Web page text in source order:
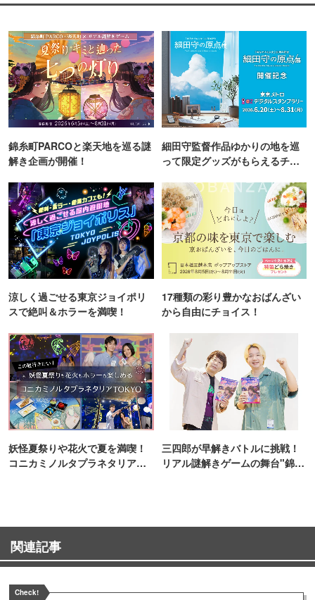
錦糸町PARCOと楽天地を巡る謎
解き企画が開催！
細田守監督作品ゆかりの地を巡
って限定グッズがもらえるチャ
涼しく過ごせる東京ジョイポリ
スで絶叫＆ホラーを満喫！
17種類の彩り豊かなおばんざい
から自由にチョイス！
妖怪夏祭りや花火で夏を満喫！
コニカミノルタプラネタリア
三四郎が早解きバトルに挑戦！
リアル謎解きゲームの舞台"錦糸
関連記事
Check!